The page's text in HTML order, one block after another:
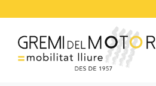
contenido